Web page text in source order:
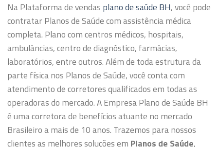
Na Plataforma de vendas plano de saúde BH, você pode
contratar Planos de Saúde com assistência médica
completa. Plano com centros médicos, hospitais,
ambulâncias, centro de diagnóstico, farmácias,
laboratórios, entre outros.Além de toda estrutura da
parte física nos Planos de Saúde, você conta com
atendimento de corretores qualificados em todas as
operadoras do mercado.A Empresa Plano de Saúde BH
é uma corretora de benefícios atuante no mercado
Brasileiro a mais de 10 anos. Trazemos para nossos
clientes as melhores soluções em Planos de Saúde,